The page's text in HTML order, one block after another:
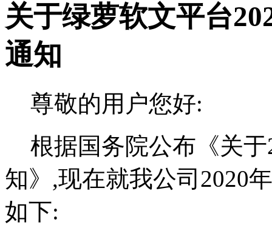
关于绿萝软文平台
通知
尊敬的用户您好:
根据国务院公布《关
知》,现在就我公司2020
如下: